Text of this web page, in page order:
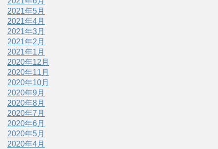
2021年5月
2021年4月
2021年3月
2021年2月
2021年1月
2020年12月
2020年11月
2020年10月
2020年9月
2020年8月
2020年7月
2020年6月
2020年5月
2020年4月